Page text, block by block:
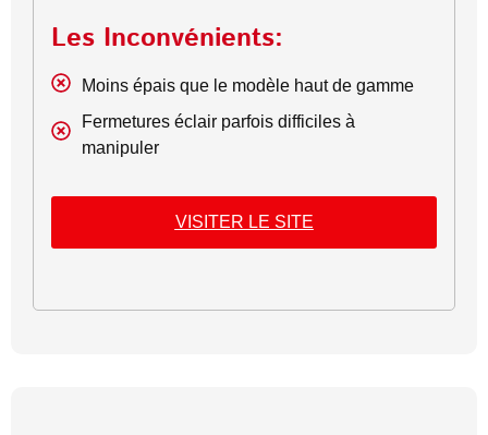
Les Inconvénients:
Moins épais que le modèle haut de gamme
Fermetures éclair parfois difficiles à
manipuler
VISITER LE SITE